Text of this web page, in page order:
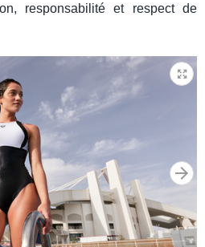
responsabilité et respect de